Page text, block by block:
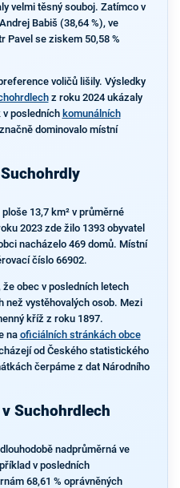
velmi těsný souboj. Zatímco v
Babiš (38,64 %), ve
Pavel se ziskem 50,58 %
voličů lišily. Výsledky
z roku 2024 ukázaly
v posledních komunálních
dominovalo místní
13,7 km² v průměrné
2023 zde žilo 1393 obyvatel
nacházelo 469 domů. Místní
číslo 66902.
obec v posledních letech
než vystěhovalých osob. Mezi
kříž z roku 1897.
na oficiálních stránkách obce
od Českého statistického
čerpáme z dat Národního
Suchohrdlech
nadprůměrná ve
v posledních
68,61 % oprávněných